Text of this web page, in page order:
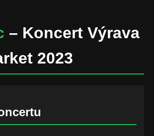
– Koncert Výrava
2023